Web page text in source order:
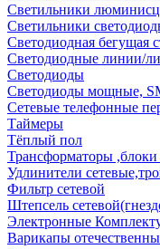
Светильники
Светильники
Светодиодная бегущая
Светодиодные линии/
Светодиоды
Светодиоды мощные,
Сетевые телефонные
Таймеры
Тёплый пол
Трансформаторы
Удлинители
Фильтр сетевой
Штепсель
Электронные
Варикапы